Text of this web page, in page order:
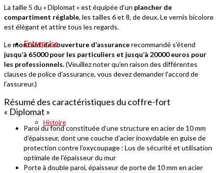
Entreprise
Histoire
La taille 5 du « Diplomat » est équipée d’un plancher de
compartiment réglable, les tailles 6 et 8, de deux. Le vernis bicolore
est élégant et attire tous les regards.
Le montant decouverture d’assurancerecommandé s’étend
jusqu’à 65000 pour les particuliers et jusqu’à 20000 euros pour
les professionnels.(Veuillez noter qu’en raison des différentes
clauses de police d’assurance, vous devez demander l’accord de
l’assureur.)
Résumé des caractéristiques du coffre-fort
« Diplomat »
Paroi du fond constituée d’une structure en acier de 10 mm
d’épaisseur, dont une couche d’acier inoxydable en guise de
protection contre l’oxycoupage : Lus de sécurité et utilisation
optimale de l’épaisseur du mur
Porte à double paroi, épaisseur de porte de 10 mm en acier